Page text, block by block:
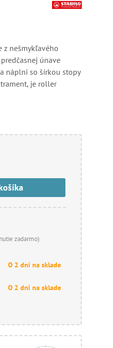
z nešmykľavého
únave
náplni so šírkou stopy
je roller
zadarmo)
O 2 dni na sklade
O 2 dni na sklade